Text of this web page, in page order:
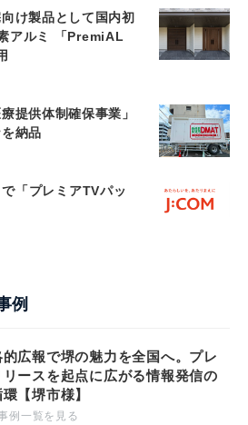
け製品として国内初
アルミ 「PremiAL
提供体制確保事業」
納品
「プレミアTVパッ
例
的広報で堺の魅力を全国へ。プレ
リースを起点に広がる情報発信の
【堺市様】
例一覧を見る